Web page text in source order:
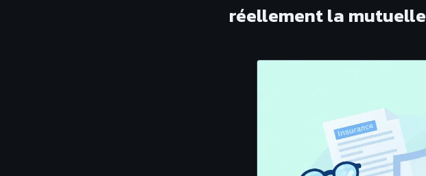
réellement la mutuelle